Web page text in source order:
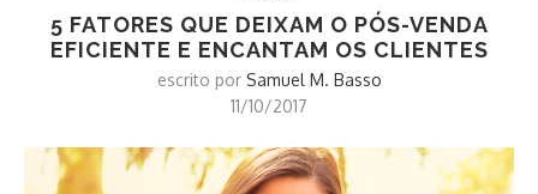
5 FATORES QUE DEIXAM O PÓS-VENDA
EFICIENTE E ENCANTAM OS CLIENTES
escrito por Samuel M. Basso
11/10/2017